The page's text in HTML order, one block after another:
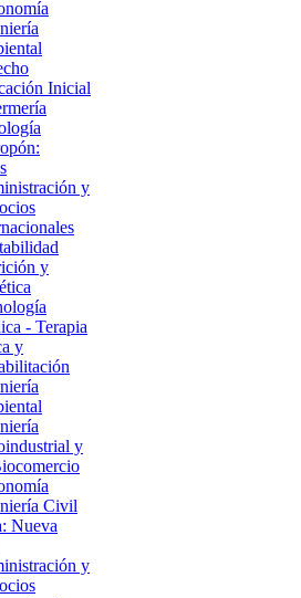
Inicial
y
y
- Terapia
y
y
Civil
Nueva
y